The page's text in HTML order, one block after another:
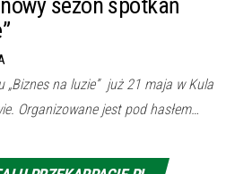
sezon spotkań
„Biznes na luzie” już 21 maja w Kula
Organizowane jest pod hasłem…